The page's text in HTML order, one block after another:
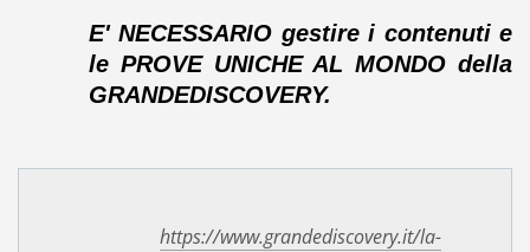
E' NECESSARIO gestire i contenuti e
le PROVE UNICHE AL MONDO della
GRANDEDISCOVERY.
https://www.grandediscovery.it/la-